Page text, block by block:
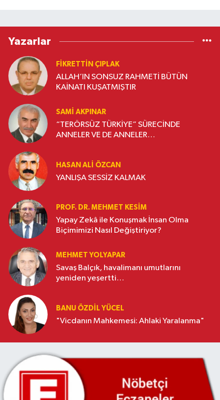
Yazarlar
FIKRETTIN ÇIPLAK
ALLAH’IN SONSUZ RAHMETİ BÜTÜN
KAİNATI KUŞATMIŞTIR
SAMI AKPINAR
“TERÖRSÜZ TÜRKİYE” SÜRECİNDE
ANNELER VE DE ANNELER…
HASAN ALI ÖZCAN
YANLIŞA SESSİZ KALMAK
PROF. DR. MEHMET KESIM
Yapay Zekâ ile Konuşmak İnsan Olma
Biçimimizi Nasıl Değiştiriyor?
MEHMET YOLYAPAR
Savaş Balçık, havalimanı umutlarını
yeniden yeşertti…
BANU ÖZDİL YÜCEL
"Vicdanın Mahkemesi: Ahlaki Yaralanma"